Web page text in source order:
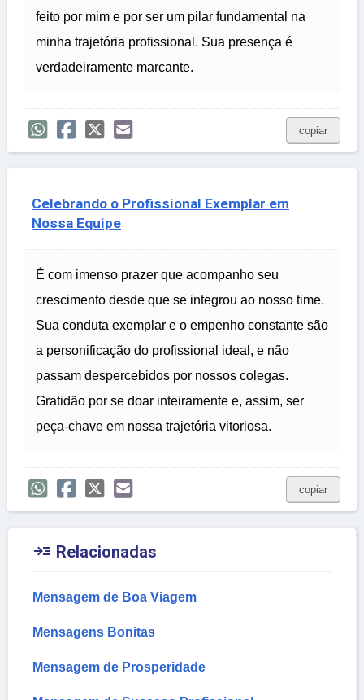
feito por mim e por ser um pilar fundamental na
minha trajetória profissional. Sua presença é
verdadeiramente marcante.
copiar
Celebrando o Profissional Exemplar em
Nossa Equipe
É com imenso prazer que acompanho seu
crescimento desde que se integrou ao nosso time.
Sua conduta exemplar e o empenho constante são
a personificação do profissional ideal, e não
passam despercebidos por nossos colegas.
Gratidão por se doar inteiramente e, assim, ser
peça-chave em nossa trajetória vitoriosa.
copiar
 Relacionadas
Mensagem de Boa Viagem
Mensagens Bonitas
Mensagem de Prosperidade